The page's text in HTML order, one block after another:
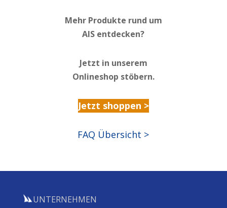
Mehr Produkte rund um
AIS entdecken?
Jetzt in unserem
Onlineshop stöbern.
Jetzt shoppen >
FAQ Übersicht >
UNTERNEHMEN